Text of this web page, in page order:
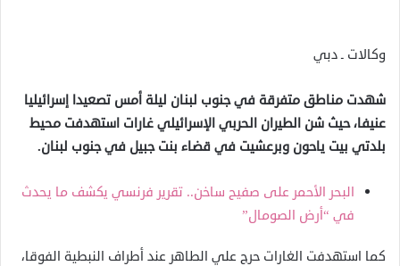
وكالات ـ دبي
شهدت مناطق متفرقة في جنوب لبنان ليلة أمس تصعيدا إسرائيليا
عنيفا، حيث شن الطيران الحربي الإسرائيلي غارات استهدفت محيط
بلدتي بيت ياحون وبرعشيت في قضاء بنت جبيل في جنوب لبنان.
البحر الأحمر على صفيح ساخن.. تقرير فرنسي يكشف ما يحدث
في “أرض الصومال”
كما استهدفت الغارات حرج علي الطاهر عند أطراف النبطية الفوقا،